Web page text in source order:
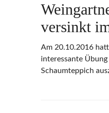
versinkt
Am 20.10.2016
interessante
Schaumteppich